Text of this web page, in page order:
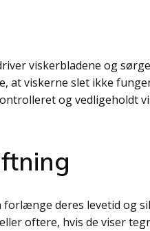
viskerbladene og
at viskerne slet ikke
og vedligeholdt
deres levetid og
oftere, hvis de viser